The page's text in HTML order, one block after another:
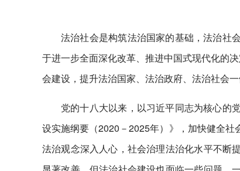
法治社会是构筑法治国家的基础，法治社
于进一步全面深化改革、推进中国式现代化的
会建设，提升法治国家、法治政府、法治社会一
党的十八大以来，以习近平同志为核心的
设实施纲要（2020－2025年）》，加快健全社
法治观念深入人心，社会治理法治化水平不断